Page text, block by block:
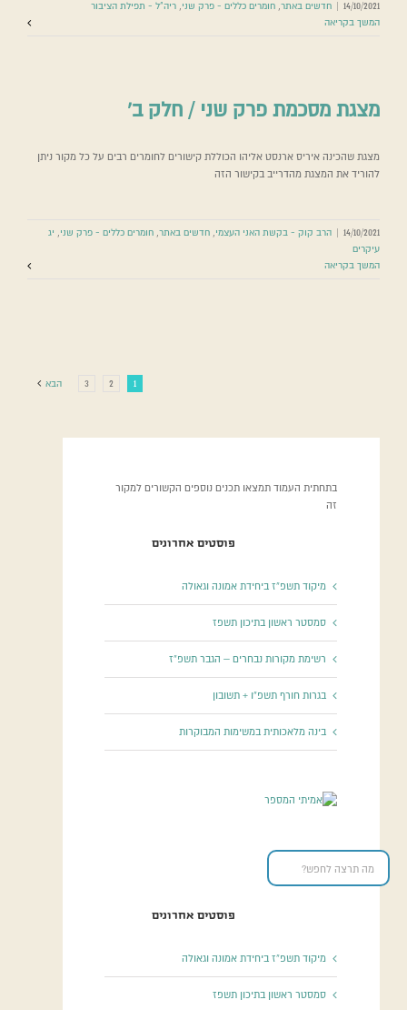
14/10/2021
| חדשים באתר, חומרים כללים - פרק שני, ריה"ל - תפילת הציבור
המשך בקריאה
מצגת מסכמת פרק שני / חלק ב’
מצגת שהכינה איריס ארנסט אליהו הכוללת קישורים לחומרים רבים על כל מקור ניתן
להוריד את המצגת מהדרייב בקישור הזה
14/10/2021
| הרב קוק - בקשת האני העצמי, חדשים באתר, חומרים כללים - פרק שני, יג
עיקרים
המשך בקריאה
1
2
3 הבא
בתחתית העמוד תמצאו תכנים נוספים הקשורים למקור
זה
פוסטים אחרונים
מיקוד תשפ”ז ביחידת אמונה וגאולה
סמסטר ראשון בתיכון תשפז
רשימת מקורות נבחרים – הגבר תשפ”ז
בגרות חורף תשפ”ו + תשובון
בינה מלאכותית במשימות המבוקרות
פוסטים אחרונים
מיקוד תשפ”ז ביחידת אמונה וגאולה
סמסטר ראשון בתיכון תשפז